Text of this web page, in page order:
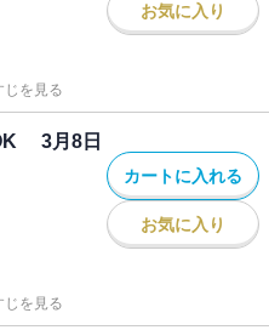
お気に入り
じを見る
3月8日
カートに入れる
お気に入り
じを見る